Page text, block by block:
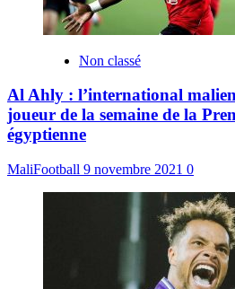
Non classé
Al Ahly : l’international
joueur de la semaine de la
égyptienne
MaliFootball 9 novembre 2021 0